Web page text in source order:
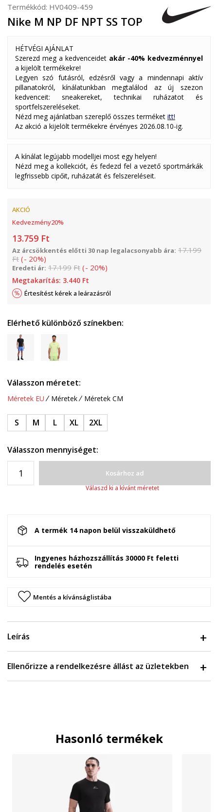
Termékkód: HV0409-459
Nike M NP DF NPT SS TOP
HÉTVÉGI AJÁNLAT
Szerezd meg a kedvenceidet akár -40% kedvezménnyel
a kijelölt termékekre!
Legyen szó futásról, edzésről vagy a mindennapi aktív
pillanatokról, kínálatunkban megtalálod az új szezon
kedvenceit: sneakereket, technikai ruházatot és
sportfelszereléseket.
Nézd meg ajánlatban szereplő összes terméket itt!
Az akció a kijelölt termékekre érvényes 2026.08.10-ig.
A kínálat legújabb modelljei most egy helyen!
Nézd meg a kollekciót, és fedezd fel a vezető sportmárkák
legfrissebb cipőit, ruházatát és felszereléseit.
AKCIÓ
Kedvezmény20%
13.759 Ft
Az árcsökkentés előtti 30 nap legalacsonyabb ára: 17.199
Ft (- 20%)
Eredeti ár: 17.199 Ft (- 20%)
Megtakarítás: 3.440 Ft
Értesítést kérek a leárazásról
Elérhető különböző színekben:
Válasszon méretet:
Méretek EU Méretek Méretek CM
S M L XL 2XL
Válasszon mennyiséget:
Kosárhoz ad
Válaszd ki a kívánt méretet
A termék 14 napon belül visszaküldhető
Ingyenes házhozszállítás 30000 Ft feletti
rendelés esetén
Mentés a kívánságlistába
Leírás
Ellenőrizze a rendelkezésre állást az üzletekben
Hasonló termékek